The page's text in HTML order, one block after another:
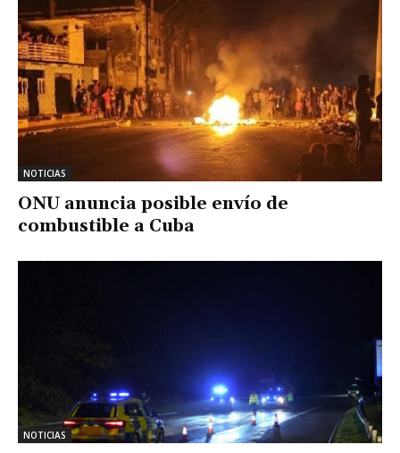
NOTICIAS
ONU anuncia posible envío de
combustible a Cuba
NOTICIAS